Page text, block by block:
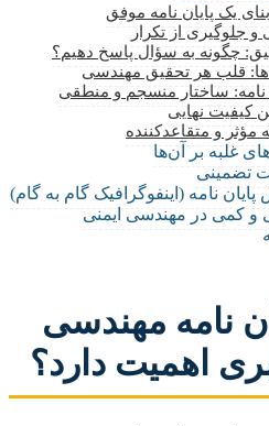
یک پایان نامه موفق
و جلوگیری از تکرار
چگونه به سؤال پاسخ دهیم؟
قلب هر تحقیق مهندسی
ساختار منسجم و منطقی
کیفیت نهایی
مؤثر و متقاعدکننده
غلبه بر آن‌ها
تضمینی
نامه (اینفوگرافیک گام به گام)
و کمی در مهندسی ایمنی
نامه مهندسی
اهمیت دارد؟